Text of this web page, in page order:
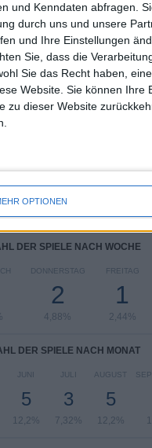
und Kenndaten abfragen.
durch uns und unsere
und Ihre Einstellungen
Sie, dass die
Sie das Recht haben,
Website. Sie können
zu dieser Website
OPTIONEN
RANGLISTE NACH
DER SPIELE NACH WOCHE
DONNERSTAG
2
4,88%
FREITAG
1
2,44%
DER SPIELE NACH MONAT
JUNI
5
12,2%
JULI
3
7,32%
AUGUST
5
12,2%